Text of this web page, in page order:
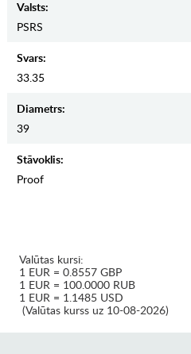
Valsts:
PSRS
Svars:
33.35
Diametrs:
39
Stāvoklis:
Proof
Valūtas kursi:
1 EUR = 0.8557 GBP
1 EUR = 100.0000 RUB
1 EUR = 1.1485 USD
(Valūtas kurss uz 10-08-2026)